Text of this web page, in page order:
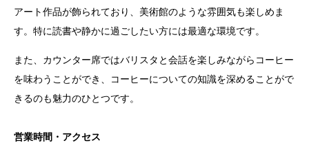
アート作品が飾られており、美術館のような雰囲気も楽しめま
す。特に読書や静かに過ごしたい方には最適な環境です。
また、カウンター席ではバリスタと会話を楽しみながらコーヒー
を味わうことができ、コーヒーについての知識を深めることがで
きるのも魅力のひとつです。
営業時間・アクセス